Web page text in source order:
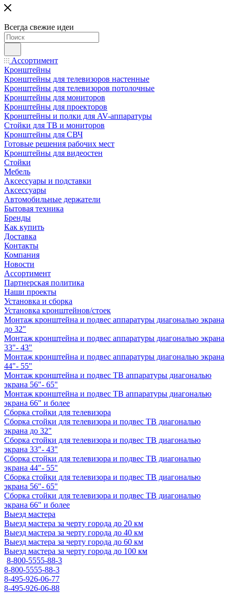
Всегда свежие идеи
Ассортимент
Кронштейны
Кронштейны для телевизоров настенные
Кронштейны для телевизоров потолочные
Кронштейны для мониторов
Кронштейны для проекторов
Кронштейны и полки для AV-аппаратуры
Стойки для ТВ и мониторов
Кронштейны для СВЧ
Готовые решения рабочих мест
Кронштейны для видеостен
Стойки
Мебель
Аксессуары и подставки
Аксессуары
Автомобильные держатели
Бытовая техника
Бренды
Как купить
Доставка
Контакты
Компания
Новости
Ассортимент
Партнерская политика
Наши проекты
Установка и сборка
Установка кронштейнов/стоек
Монтаж кронштейна и подвес аппаратуры диагональю экрана
до 32"
Монтаж кронштейна и подвес аппаратуры диагональю экрана
33"- 43"
Монтаж кронштейна и подвес аппаратуры диагональю экрана
44"- 55"
Монтаж кронштейна и подвес ТВ аппаратуры диагональю
экрана 56"- 65"
Монтаж кронштейна и подвес ТВ аппаратуры диагональю
экрана 66" и более
Сборка стойки для телевизора
Сборка стойки для телевизора и подвес ТВ диагональю
экрана до 32"
Сборка стойки для телевизора и подвес ТВ диагональю
экрана 33"- 43"
Сборка стойки для телевизора и подвес ТВ диагональю
экрана 44"- 55"
Сборка стойки для телевизора и подвес ТВ диагональю
экрана 56"- 65"
Сборка стойки для телевизора и подвес ТВ диагональю
экрана 66" и более
Выезд мастера
Выезд мастера за черту города до 20 км
Выезд мастера за черту города до 40 км
Выезд мастера за черту города до 60 км
Выезд мастера за черту города до 100 км
8-800-5555-88-3
8-800-5555-88-3
8-495-926-06-77
8-495-926-06-88